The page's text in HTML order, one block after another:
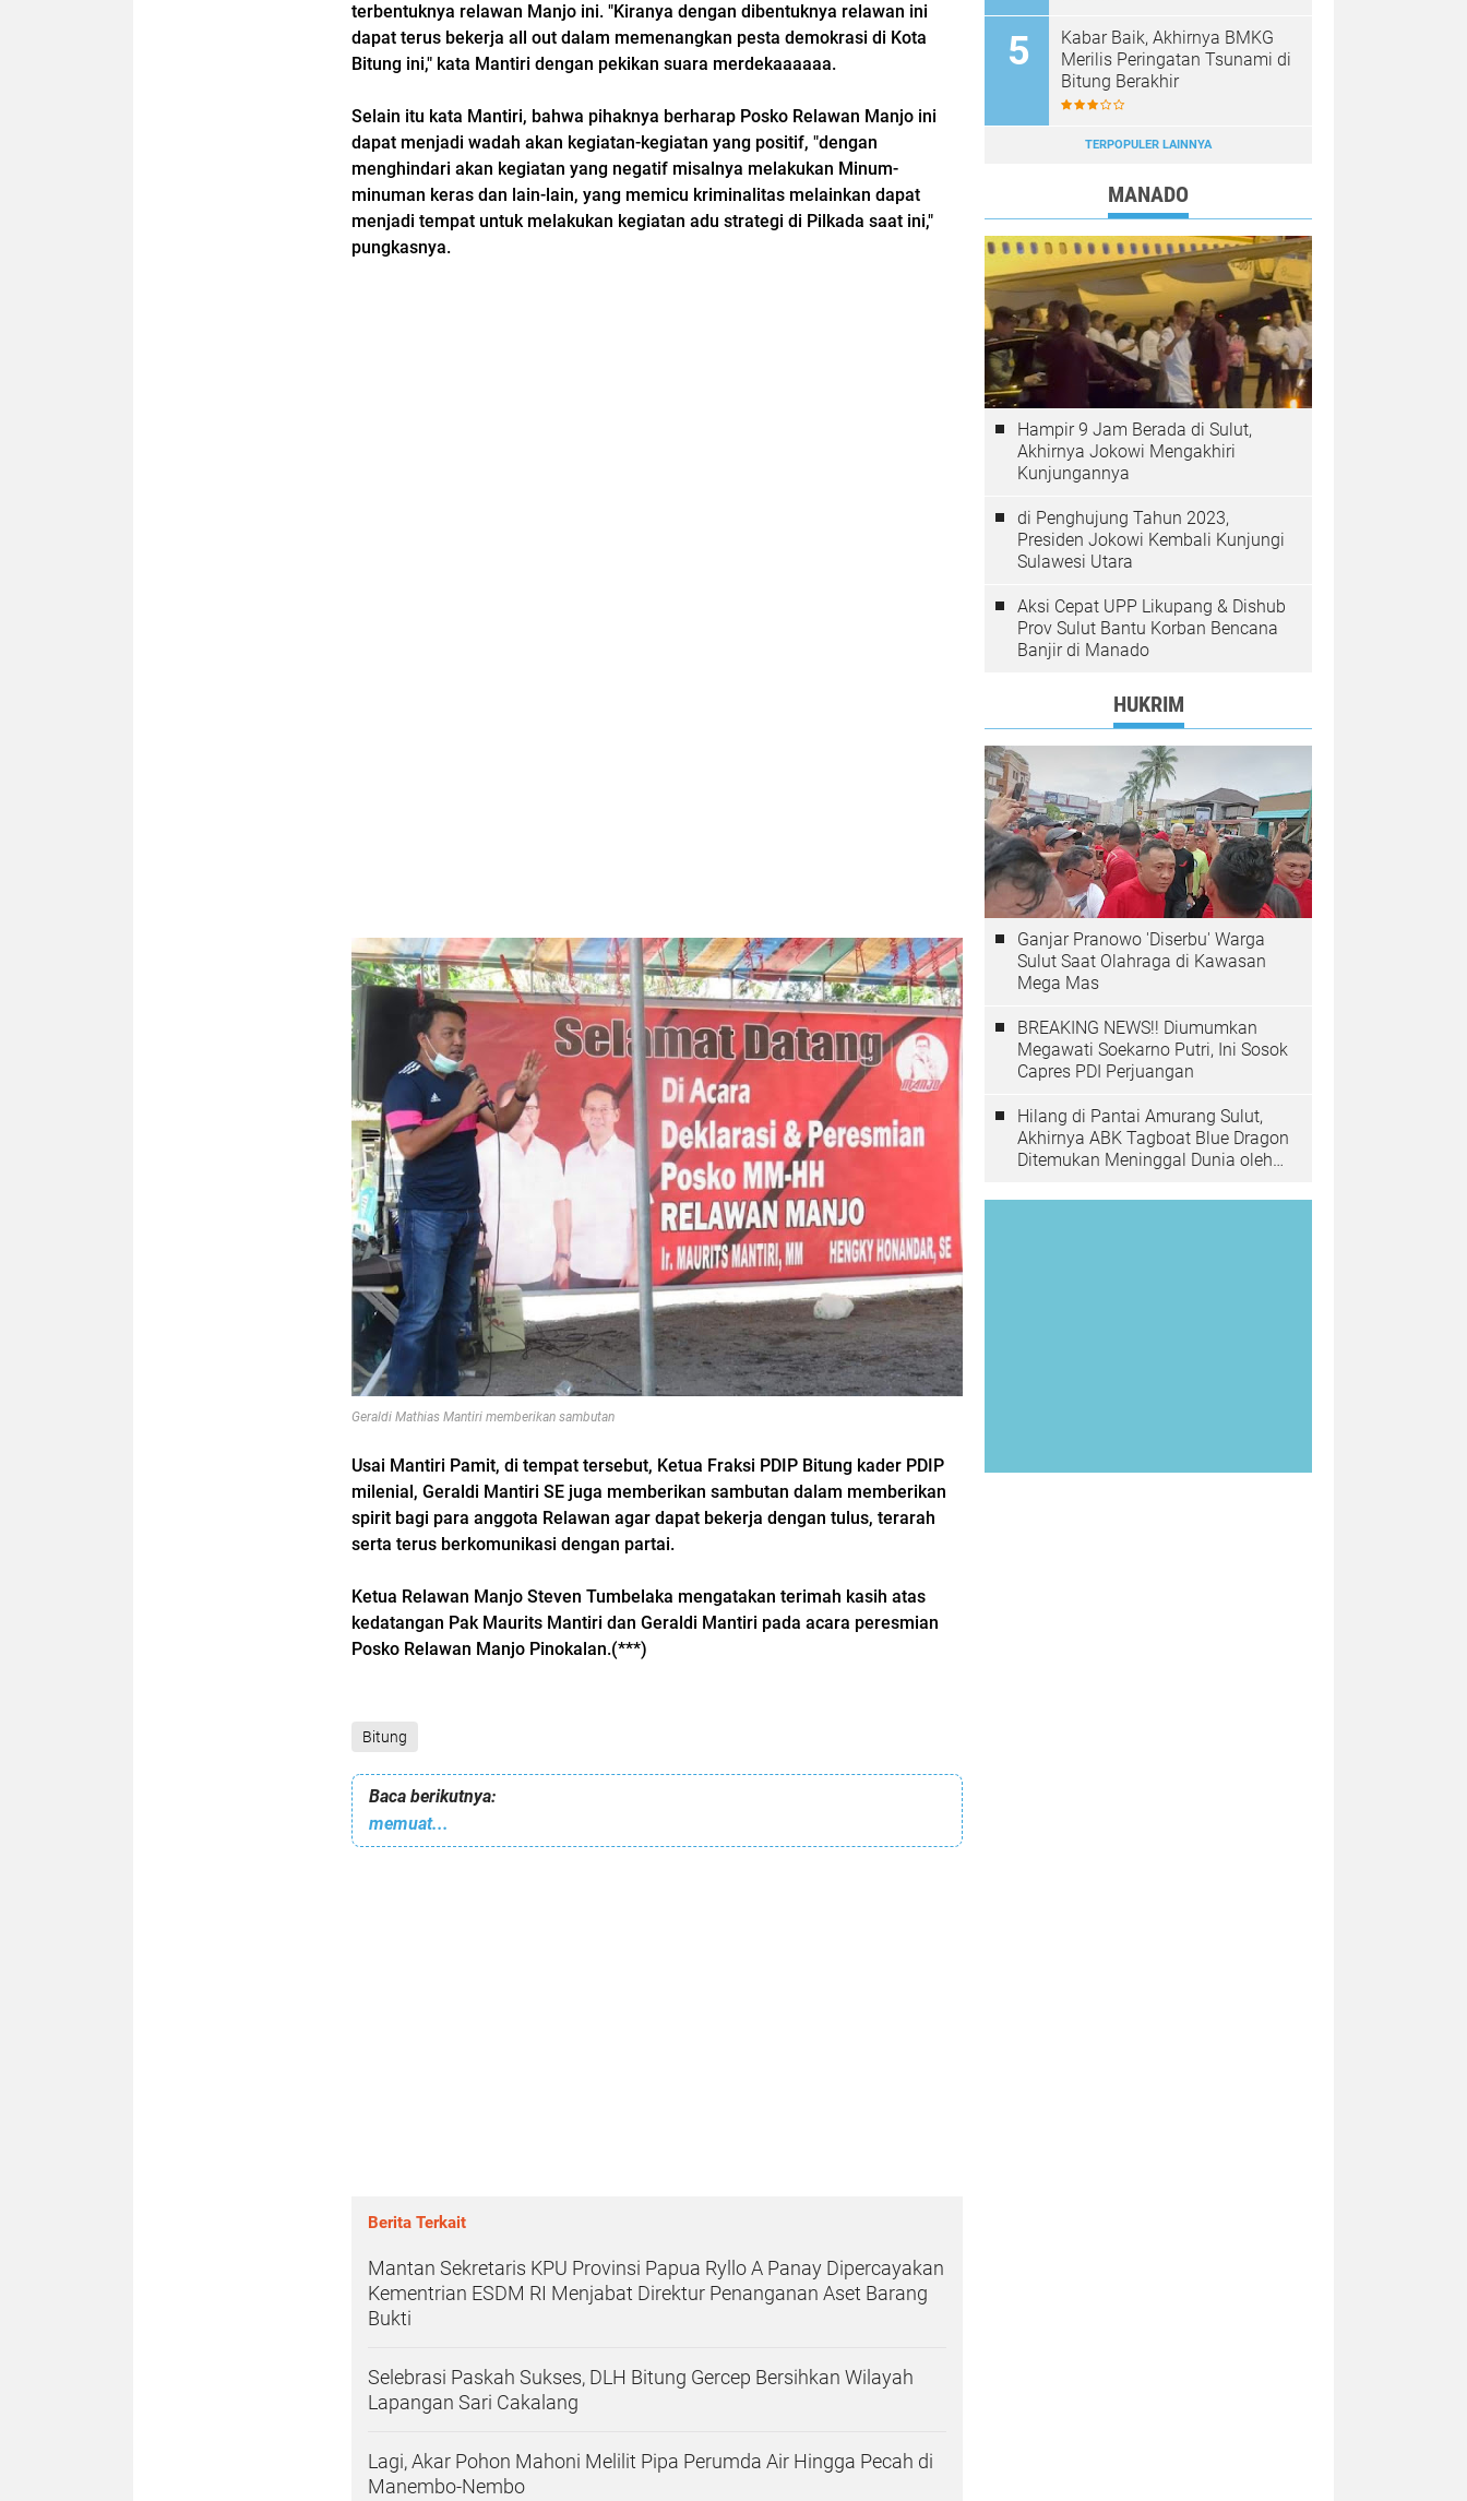
terbentuknya relawan Manjo ini. "Kiranya dengan dibentuknya relawan ini
dapat terus bekerja all out dalam memenangkan pesta demokrasi di Kota
Bitung ini," kata Mantiri dengan pekikan suara merdekaaaaaa.
Selain itu kata Mantiri, bahwa pihaknya berharap Posko Relawan Manjo ini
dapat menjadi wadah akan kegiatan-kegiatan yang positif, "dengan
menghindari akan kegiatan yang negatif misalnya melakukan Minum-
minuman keras dan lain-lain, yang memicu kriminalitas melainkan dapat
menjadi tempat untuk melakukan kegiatan adu strategi di Pilkada saat ini,"
pungkasnya.
Geraldi Mathias Mantiri memberikan sambutan
Usai Mantiri Pamit, di tempat tersebut, Ketua Fraksi PDIP Bitung kader PDIP
milenial, Geraldi Mantiri SE juga memberikan sambutan dalam memberikan
spirit bagi para anggota Relawan agar dapat bekerja dengan tulus, terarah
serta terus berkomunikasi dengan partai.
Ketua Relawan Manjo Steven Tumbelaka mengatakan terimah kasih atas
kedatangan Pak Maurits Mantiri dan Geraldi Mantiri pada acara peresmian
Posko Relawan Manjo Pinokalan.(***)
Bitung
Baca berikutnya:
memuat...
Berita Terkait
Mantan Sekretaris KPU Provinsi Papua Ryllo A Panay Dipercayakan
Kementrian ESDM RI Menjabat Direktur Penanganan Aset Barang
Bukti
Selebrasi Paskah Sukses, DLH Bitung Gercep Bersihkan Wilayah
Lapangan Sari Cakalang
Lagi, Akar Pohon Mahoni Melilit Pipa Perumda Air Hingga Pecah di
Manembo-Nembo
Kabar Baik, Akhirnya BMKG
Merilis Peringatan Tsunami di
Bitung Berakhir
TERPOPULER LAINNYA
MANADO
Hampir 9 Jam Berada di Sulut,
Akhirnya Jokowi Mengakhiri
Kunjungannya
di Penghujung Tahun 2023,
Presiden Jokowi Kembali Kunjungi
Sulawesi Utara
Aksi Cepat UPP Likupang & Dishub
Prov Sulut Bantu Korban Bencana
Banjir di Manado
HUKRIM
Ganjar Pranowo 'Diserbu' Warga
Sulut Saat Olahraga di Kawasan
Mega Mas
BREAKING NEWS!! Diumumkan
Megawati Soekarno Putri, Ini Sosok
Capres PDI Perjuangan
Hilang di Pantai Amurang Sulut,
Akhirnya ABK Tagboat Blue Dragon
Ditemukan Meninggal Dunia oleh